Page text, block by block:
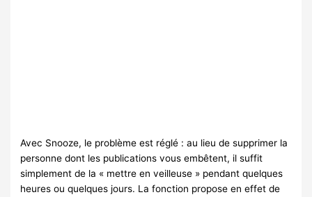
Avec Snooze, le problème est réglé : au lieu de supprimer la
personne dont les publications vous embêtent, il suffit
simplement de la « mettre en veilleuse » pendant quelques
heures ou quelques jours. La fonction propose en effet de